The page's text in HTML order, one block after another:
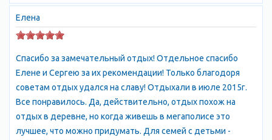
Елена
Спасибо за замечательный отдых! Отдельное спасибо
Елене и Сергею за их рекомендации! Только благодоря
советам отдых удался на славу! Отдыхали в июле 2015г.
Все понравилось. Да, действительно, отдых похож на
отдых в деревне, но когда живешь в мегаполисе это
лучшее, что можно придумать. Для семей с детьми -